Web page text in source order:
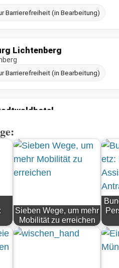
Sieben Wege, um mehr
Mobilität zu erreichen